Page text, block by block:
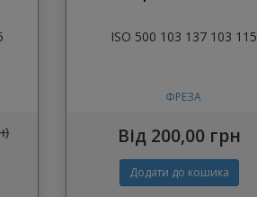
ISO 500 103 137 103 115
ФРЕЗА
Від 200,00 грн